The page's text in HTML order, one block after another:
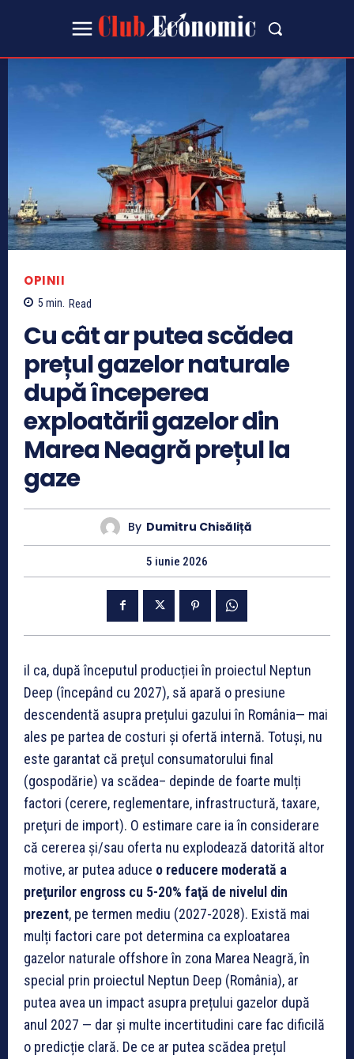
OPINII
5 min. Read
Cu cât ar putea scădea
prețul gazelor naturale
după începerea
exploatării gazelor din
Marea Neagră prețul la
gaze
By Dumitru Chisăliță
5 iunie 2026
il ca, după începutul producției în proiectul Neptun
Deep (începând cu 2027), să apară o presiune
descendentă asupra prețului gazului în România— mai
ales pe partea de costuri şi ofertă internă. Totuşi, nu
este garantat că preţul consumatorului final
(gospodărie) va scădea– depinde de foarte mulți
factori (cerere, reglementare, infrastructură, taxare,
preţuri de import). O estimare care ia în considerare
că cererea și/sau oferta nu explodează datorită altor
motive, ar putea aduce o reducere moderată a
preţurilor engross cu 5-20% faţă de nivelul din
prezent, pe termen mediu (2027-2028). Există mai
mulți factori care pot determina ca exploatarea
gazelor naturale offshore în zona Marea Neagră, în
special prin proiectul Neptun Deep (România), ar
putea avea un impact asupra prețului gazelor după
anul 2027 — dar și multe incertitudini care fac dificilă
o predicție clară. De ce ar putea scădea prețul